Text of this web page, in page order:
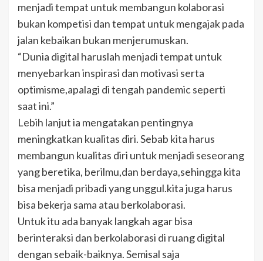
menjadi tempat untuk membangun kolaborasi
bukan kompetisi dan tempat untuk mengajak pada
jalan kebaikan bukan menjerumuskan.
“Dunia digital haruslah menjadi tempat untuk
menyebarkan inspirasi dan motivasi serta
optimisme,apalagi di tengah pandemic seperti
saat ini.”
Lebih lanjut ia mengatakan pentingnya
meningkatkan kualitas diri. Sebab kita harus
membangun kualitas diri untuk menjadi seseorang
yang beretika, berilmu,dan berdaya,sehingga kita
bisa menjadi pribadi yang unggul.kita juga harus
bisa bekerja sama atau berkolaborasi.
Untuk itu ada banyak langkah agar bisa
berinteraksi dan berkolaborasi di ruang digital
dengan sebaik-baiknya. Semisal saja